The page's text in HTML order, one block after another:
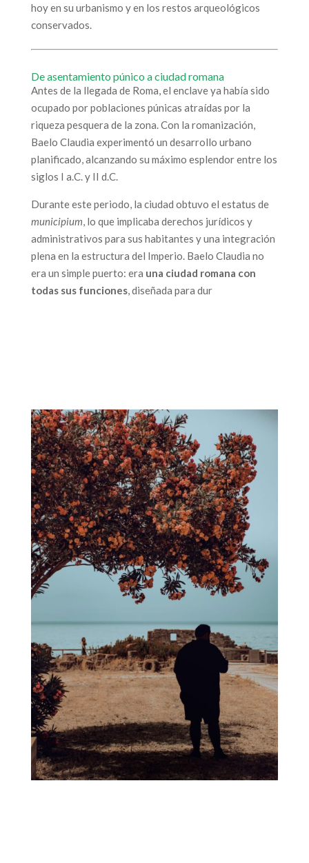
hoy en su urbanismo y en los restos arqueológicos
conservados.
De asentamiento púnico a ciudad romana
Antes de la llegada de Roma, el enclave ya había sido
ocupado por poblaciones púnicas atraídas por la
riqueza pesquera de la zona. Con la romanización,
Baelo Claudia experimentó un desarrollo urbano
planificado, alcanzando su máximo esplendor entre los
siglos I a.C. y II d.C.
Durante este periodo, la ciudad obtuvo el estatus de
municipium, lo que implicaba derechos jurídicos y
administrativos para sus habitantes y una integración
plena en la estructura del Imperio. Baelo Claudia no
era un simple puerto: era una ciudad romana con
todas sus funciones, diseñada para dur